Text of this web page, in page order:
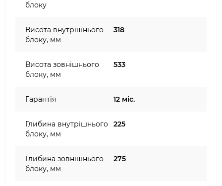
блоку
Висота внутрішнього
блоку, мм
318
Висота зовнішнього
блоку, мм
533
Гарантія 12 міс.
Глибина внутрішнього
блоку, мм
225
Глибина зовнішнього
блоку, мм
275